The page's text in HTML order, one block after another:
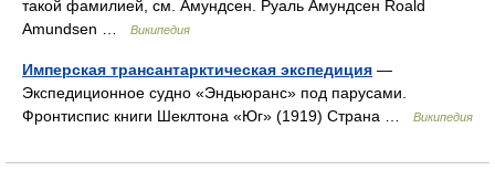
такой фамилией, см. Амундсен. Руаль Амундсен Roald
Amundsen …
Википедия
Имперская трансантарктическая экспедиция —
Экспедиционное судно «Эндьюранс» под парусами.
Фронтиспис книги Шеклтона «Юг» (1919) Страна …
Википедия